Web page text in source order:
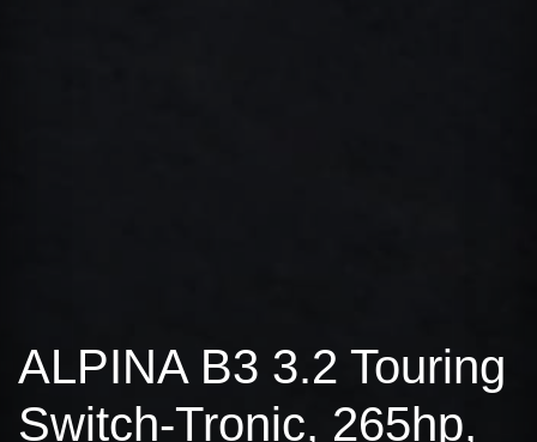
ALPINA B3 3.2 Touring
Switch-Tronic, 265hp,